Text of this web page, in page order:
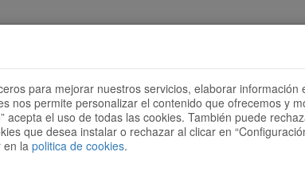
de rutes Vols ser col·laborador?
para mejorar nuestros servicios, elaborar
nos permite personalizar el contenido que ofrecemos y
acepta el uso de todas las cookies. También puede
que desea instalar o rechazar al clicar en
en lapolitica de cookies.